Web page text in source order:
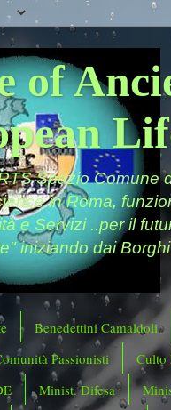
of
Spazio Comune
in Roma,
e Servizi ..per il
iniziando dai
Benedettini Camaldoli
Passionisti Culto
Minist. Difesa